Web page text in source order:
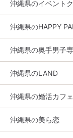
沖縄県のイベント
沖縄県のHAPPY
沖縄県の奥手男子
沖縄県のLAND
沖縄県の婚活カフ
沖縄県の美ら恋